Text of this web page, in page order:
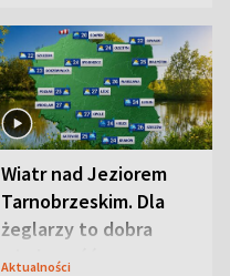
Wiatr nad Jeziorem
Tarnobrzeskim. Dla
żeglarzy to dobra
wiadomość
Aktualności